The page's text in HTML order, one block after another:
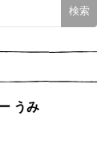
ノラネコぐんだん タンブラー うみ